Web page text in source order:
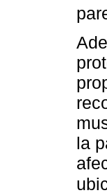
la